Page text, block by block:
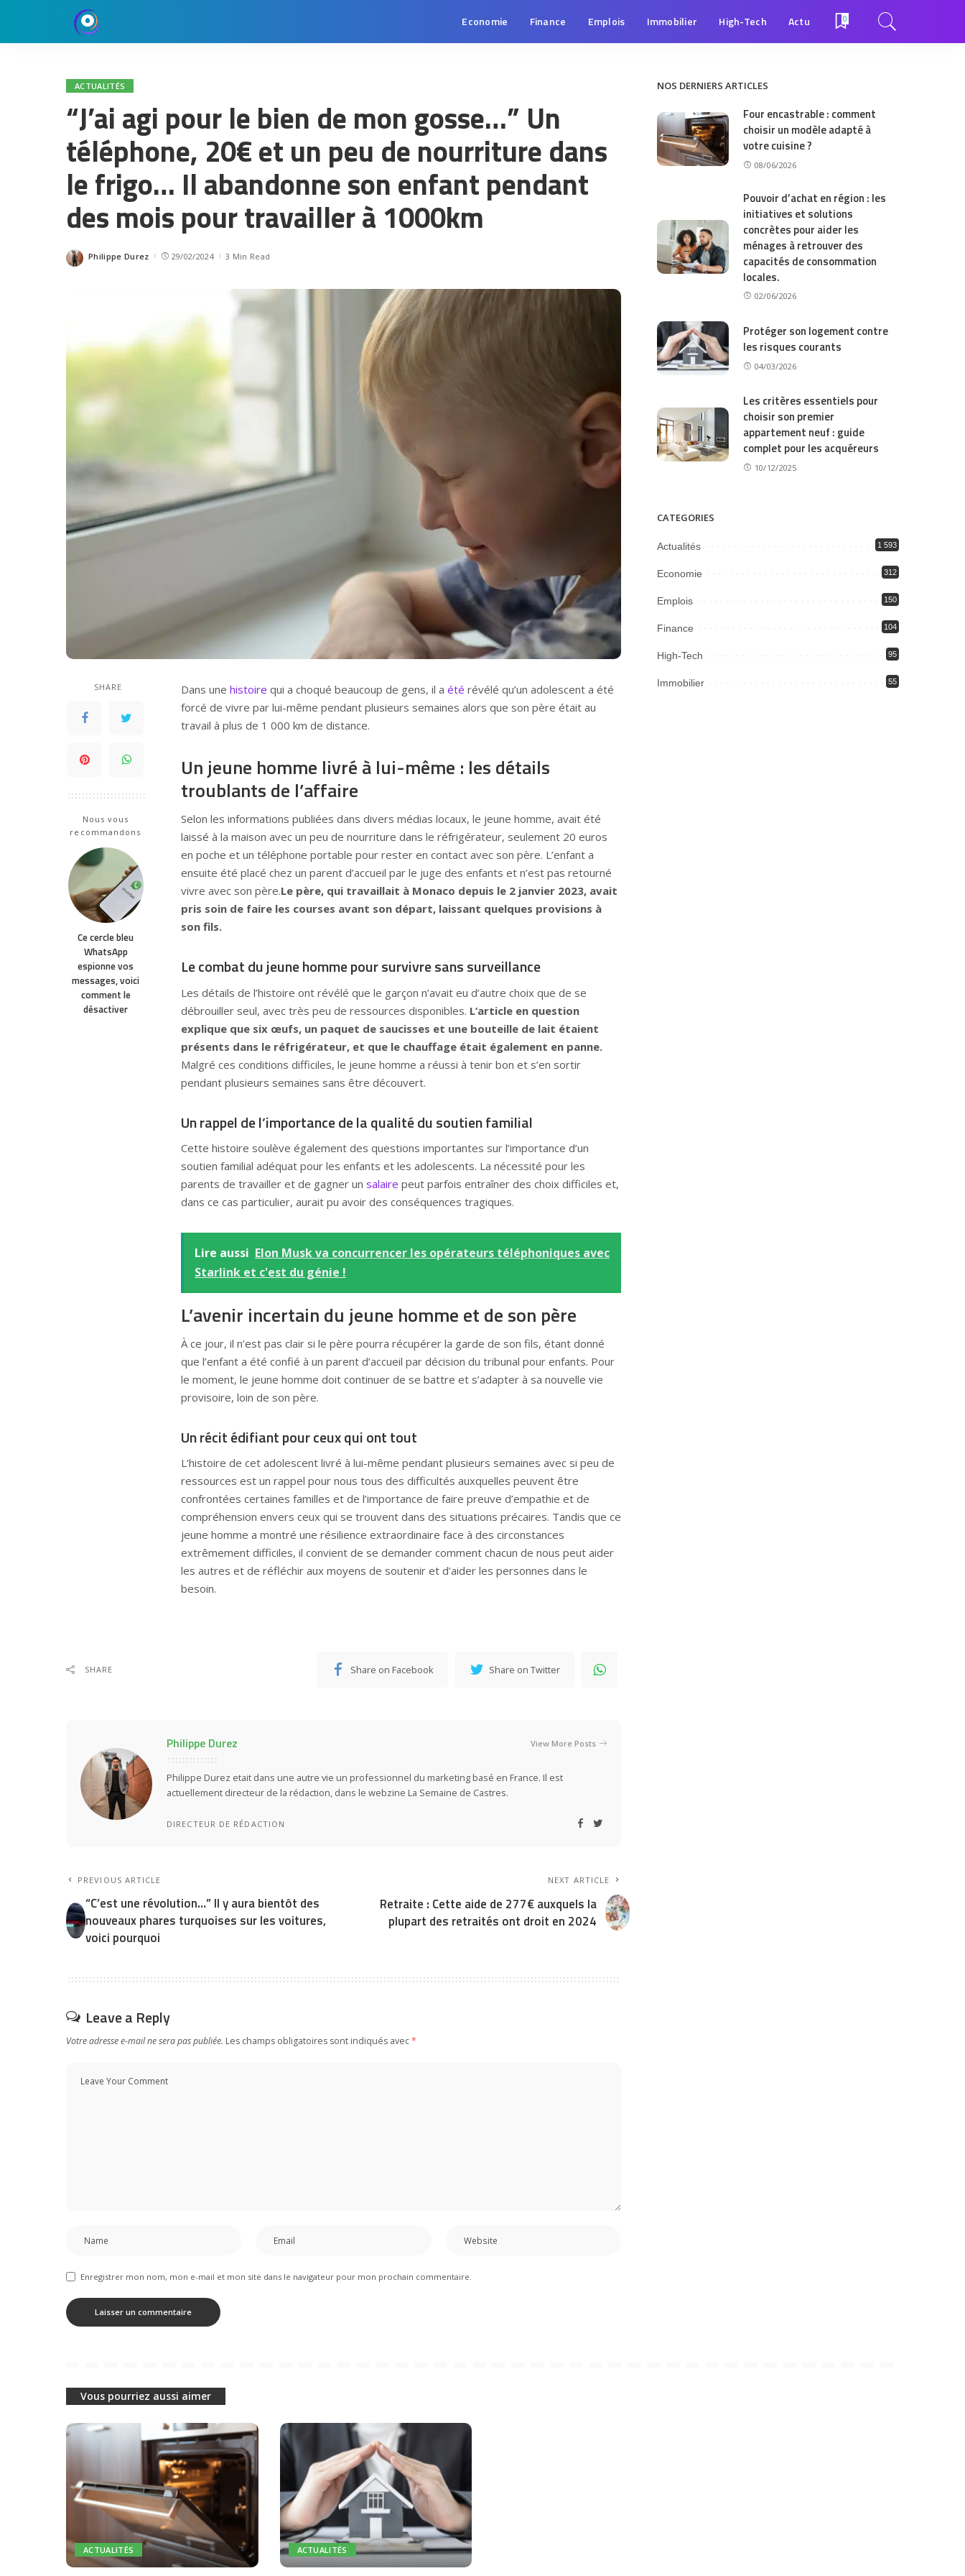
Economie Finance Emplois Immobilier High-Tech Actu 0
ACTUALITÉS
“J’ai agi pour le bien de mon gosse…” Un
téléphone, 20€ et un peu de nourriture dans
le frigo… Il abandonne son enfant pendant
des mois pour travailler à 1000km
Posted
Philippe Durez 29/02/2024 3 Min Read
SHARE
Nous vous
recommandons
Ce cercle bleu
WhatsApp
espionne vos
messages, voici
comment le
désactiver
Dans une histoire qui a choqué beaucoup de gens, il a été révélé qu’un adolescent a été
forcé de vivre par lui-même pendant plusieurs semaines alors que son père était au
travail à plus de 1 000 km de distance.
Un jeune homme livré à lui-même : les détails
troublants de l’affaire
Selon les informations publiées dans divers médias locaux, le jeune homme, avait été
laissé à la maison avec un peu de nourriture dans le réfrigérateur, seulement 20 euros
en poche et un téléphone portable pour rester en contact avec son père. L’enfant a
ensuite été placé chez un parent d’accueil par le juge des enfants et n’est pas retourné
vivre avec son père.Le père, qui travaillait à Monaco depuis le 2 janvier 2023, avait
pris soin de faire les courses avant son départ, laissant quelques provisions à
son fils.
Le combat du jeune homme pour survivre sans surveillance
Les détails de l’histoire ont révélé que le garçon n’avait eu d’autre choix que de se
débrouiller seul, avec très peu de ressources disponibles. L’article en question
explique que six œufs, un paquet de saucisses et une bouteille de lait étaient
présents dans le réfrigérateur, et que le chauffage était également en panne.
Malgré ces conditions difficiles, le jeune homme a réussi à tenir bon et s’en sortir
pendant plusieurs semaines sans être découvert.
Un rappel de l’importance de la qualité du soutien familial
Cette histoire soulève également des questions importantes sur l’importance d’un
soutien familial adéquat pour les enfants et les adolescents. La nécessité pour les
parents de travailler et de gagner un salaire peut parfois entraîner des choix difficiles et,
dans ce cas particulier, aurait pu avoir des conséquences tragiques.
Lire aussi Elon Musk va concurrencer les opérateurs téléphoniques avec
Starlink et c'est du génie !
L’avenir incertain du jeune homme et de son père
À ce jour, il n’est pas clair si le père pourra récupérer la garde de son fils, étant donné
que l’enfant a été confié à un parent d’accueil par décision du tribunal pour enfants. Pour
le moment, le jeune homme doit continuer de se battre et s’adapter à sa nouvelle vie
provisoire, loin de son père.
Un récit édifiant pour ceux qui ont tout
L’histoire de cet adolescent livré à lui-même pendant plusieurs semaines avec si peu de
ressources est un rappel pour nous tous des difficultés auxquelles peuvent être
confrontées certaines familles et de l’importance de faire preuve d’empathie et de
compréhension envers ceux qui se trouvent dans des situations précaires. Tandis que ce
jeune homme a montré une résilience extraordinaire face à des circonstances
extrêmement difficiles, il convient de se demander comment chacun de nous peut aider
les autres et de réfléchir aux moyens de soutenir et d’aider les personnes dans le
besoin.
SHARE Share on Facebook Share on Twitter
Philippe Durez View More Posts
Philippe Durez etait dans une autre vie un professionnel du marketing basé en France. Il est
actuellement directeur de la rédaction, dans le webzine La Semaine de Castres.
DIRECTEUR DE RÉDACTION
PREVIOUS ARTICLE
“C’est une révolution…” Il y aura bientôt des
nouveaux phares turquoises sur les voitures,
voici pourquoi
NEXT ARTICLE
Retraite : Cette aide de 277€ auxquels la
plupart des retraités ont droit en 2024
Leave a Reply
Votre adresse e-mail ne sera pas publiée. Les champs obligatoires sont indiqués avec*
Enregistrer mon nom, mon e-mail et mon site dans le navigateur pour mon prochain commentaire.
NOS DERNIERS ARTICLES
Four encastrable : comment
choisir un modèle adapté à
votre cuisine ?
08/06/2026
Pouvoir d’achat en région : les
initiatives et solutions
concrètes pour aider les
ménages à retrouver des
capacités de consommation
locales.
02/06/2026
Protéger son logement contre
les risques courants
04/03/2026
Les critères essentiels pour
choisir son premier
appartement neuf : guide
complet pour les acquéreurs
10/12/2025
CATEGORIES
Actualités 1 593
Economie 312
Emplois 150
Finance 104
High-Tech 95
Immobilier 55
Vous pourriez aussi aimer
ACTUALITÉS ACTUALITÉS